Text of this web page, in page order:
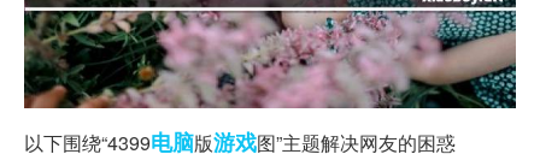
以下围绕“4399电脑版游戏图”主题解决网友的困惑